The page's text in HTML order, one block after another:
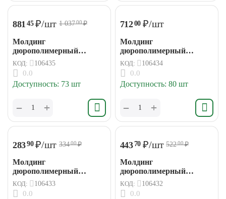
881 45 ₽/шт 1 03700₽
Молдинг
дюрополимерный
80*12*2000мм (23)
КОД: 106435
0.0
Доступность: 73 шт
+
−
71200 ₽/шт
Молдинг
дюрополимерный
60*20*2000мм (24)
КОД: 106434
0.0
Доступность: 80 шт
+
−
28390 ₽/шт 334 00 ₽
Молдинг
дюрополимерный
30*13*2000мм (64)
КОД: 106433
0.0
44370 ₽/шт 52200 ₽
Молдинг
дюрополимерный
50*11*2000мм (41)
КОД: 106432
0.0